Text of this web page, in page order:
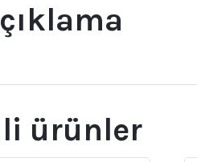
ürünler